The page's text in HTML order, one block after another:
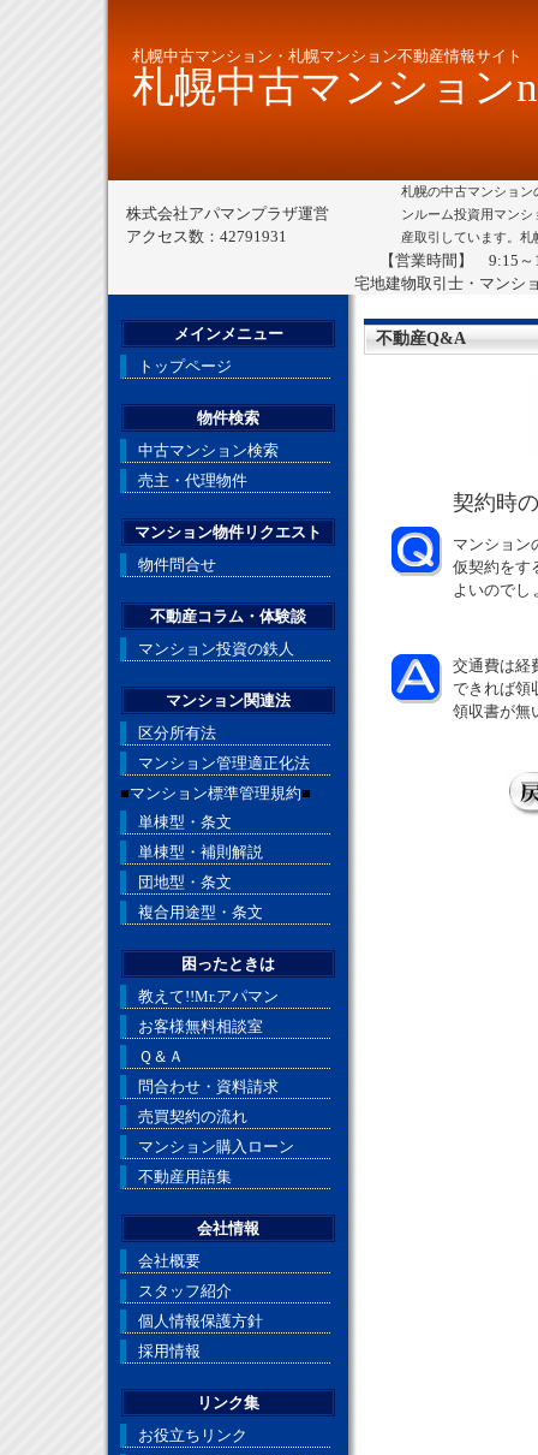
札幌中古マンション・札幌マンション不動産情報サイト
札幌中古マンション
株式会社アパマンプラザ運営
アクセス数：42791931
札幌の中古マンショ
ンルーム投資用マン
産取引しています。
【営業時間】 9:15
宅地建物取引士・マンシ
不動産Q&A
契約時
マンション
仮契約をす
よいのでし
交通費は経
できれば領
領収書が無
メインメニュー
トップページ
物件検索
中古マンション検索
売主・代理物件
マンション物件リクエスト
物件問合せ
不動産コラム・体験談
マンション投資の鉄人
マンション関連法
区分所有法
マンション管理適正化法
■マンション標準管理規約■
単棟型・条文
単棟型・補則解説
団地型・条文
複合用途型・条文
困ったときは
教えて!!Mr.アパマン
お客様無料相談室
Ｑ＆Ａ
問合わせ・資料請求
売買契約の流れ
マンション購入ローン
不動産用語集
会社情報
会社概要
スタッフ紹介
個人情報保護方針
採用情報
リンク集
お役立ちリンク